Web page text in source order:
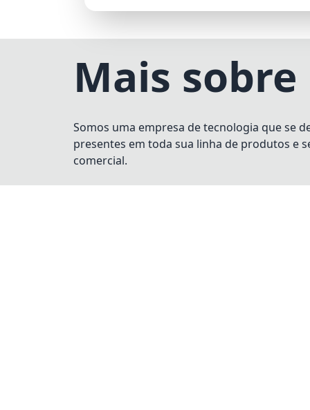
Mais
Somos uma empresa de tecnologia que se
presentes em toda sua linha de produtos e
comercial.